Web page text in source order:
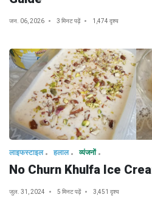
जन. 06, 2026 3 मिनट पढ़ें 1,474 दृश्य
लाइफस्टाइल हलाल व्यंजनों
No Churn Khulfa Ice
जुल. 31, 2024 5 मिनट पढ़ें 3,451 दृश्य